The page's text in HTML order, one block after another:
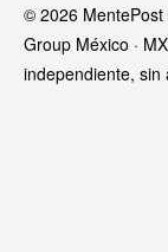
© 2026
Group México ·
independiente, sin